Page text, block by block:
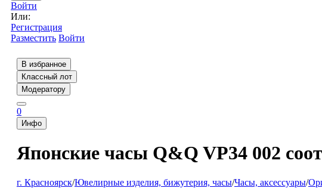
Войти
Или:
Регистрация
Разместить Войти
В избранное
Классный лот
Модератору
0
Инфо
Японские часы Q&Q VP34 002
г. Красноярск/Ювелирные изделия, бижутерия, часы/Часы, аксессуары/